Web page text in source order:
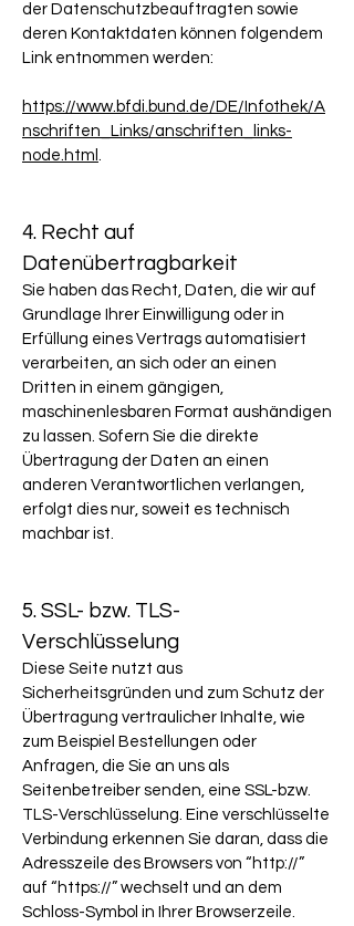
der Datenschutzbeauftragten sowie
deren Kontaktdaten können folgendem
Link entnommen werden:
https://www.bfdi.bund.de/DE/Infothek/A
nschriften_Links/anschriften_links-
node.html .
4. Recht auf
Datenübertragbarkeit
Sie haben das Recht, Daten, die wir auf
Grundlage Ihrer Einwilligung oder in
Erfüllung eines Vertrags automatisiert
verarbeiten, an sich oder an einen
Dritten in einem gängigen,
maschinenlesbaren Format aushändigen
zu lassen. Sofern Sie die direkte
Übertragung der Daten an einen
anderen Verantwortlichen verlangen,
erfolgt dies nur, soweit es technisch
machbar ist.
5. SSL- bzw. TLS-
Verschlüsselung
Diese Seite nutzt aus
Sicherheitsgründen und zum Schutz der
Übertragung vertraulicher Inhalte, wie
zum Beispiel Bestellungen oder
Anfragen, die Sie an uns als
Seitenbetreiber senden, eine SSL-bzw.
TLS-Verschlüsselung. Eine verschlüsselte
Verbindung erkennen Sie daran, dass die
Adresszeile des Browsers von “http://”
auf “https://” wechselt und an dem
Schloss-Symbol in Ihrer Browserzeile.